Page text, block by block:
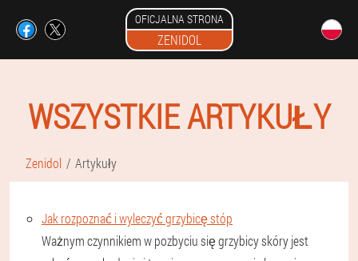
OFICJALNA STRONA
ZENIDOL
WSZYSTKIE ARTYKUŁY
Zenidol Artykuły
Jak rozpoznać i wyleczyć grzybicę stóp
Ważnym czynnikiem w pozbyciu się grzybicy skóry jest